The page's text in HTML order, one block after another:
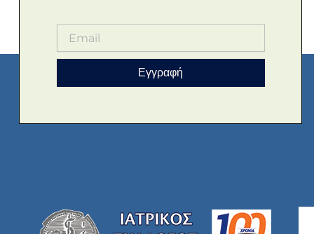
Εγγραφή